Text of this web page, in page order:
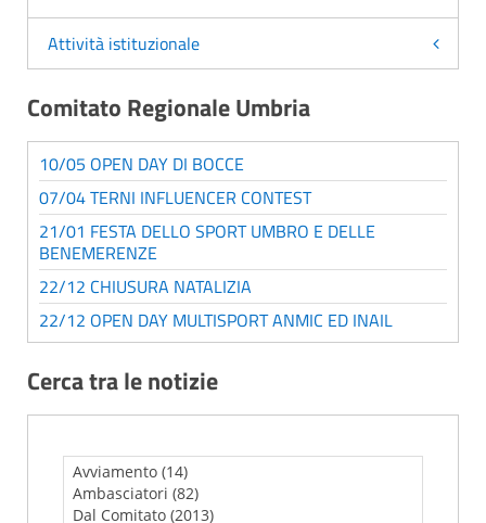
Attività istituzionale
Comitato Regionale Umbria
10/05 OPEN DAY DI BOCCE
07/04 TERNI INFLUENCER CONTEST
21/01 FESTA DELLO SPORT UMBRO E DELLE
BENEMERENZE
22/12 CHIUSURA NATALIZIA
22/12 OPEN DAY MULTISPORT ANMIC ED INAIL
Cerca tra le notizie